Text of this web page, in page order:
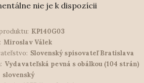
nie je k dispozícii
KP140G03
Miroslav Válek
Slovenský spisovateľ Bratislava
Vydavateľská pevná s obálkou (104 strán)
slovenský